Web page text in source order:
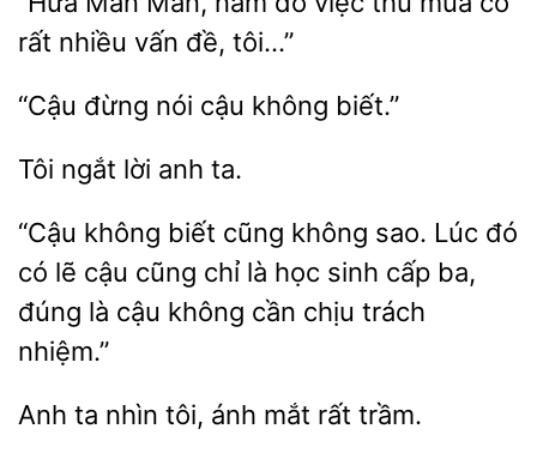
rất
vấn đề, tôi…”
đừng cậu biết.”
anh ta.
“Cậu không biết cũng không sao. Lúc đó
có lẽ
cũng chỉ là học
cấp ba,
đúng là
không cần chịu trách
nhiệm.”
Anh nhìn ánh rất trầm.